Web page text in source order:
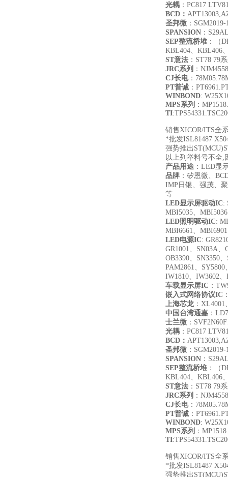
光耦 ：PC817
BCD ：
圣邦微 ：
SPANSION ：
SEP整流桥堆 ：（
KBL404、KBL406
ST意法 ：ST78 79
JRC系列 ：
CJ长电：
PT普诚 ：
WINBOND:
MPS系列 ：
TI
销售XICOR/ITS全
*批发ISL81487
强势推出
以上列举料号不全,
产品用途 ：LED显
品牌 ：矽恩微、
IMP日银、强茂、
等
LED显示屏驱动IC:
MBI5035、
LED照明驱动IC:
MBI6661、
LED电源IC:
GR1001、SN03A、
OB3390、SN3350
PAM2861、
IW1810、IW3602
车载显示屏IC ：
嵌入式网络协议IC
上海芯龙：XL4001
中国台湾通嘉 ：
士兰微 ：
光耦 ：PC817
BCD ：
圣邦微 ：
SPANSION ：
SEP整流桥堆 ：（
KBL404、KBL406
ST意法 ：ST78 79
JRC系列 ：
CJ长电：
PT普诚 ：
WINBOND:
MPS系列 ：
TI
销售XICOR/ITS全
*批发ISL81487
强势推出